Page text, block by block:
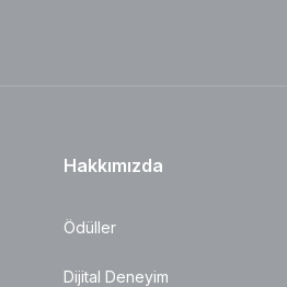
Hakkımızda
Ödüller
Dijital Deneyim